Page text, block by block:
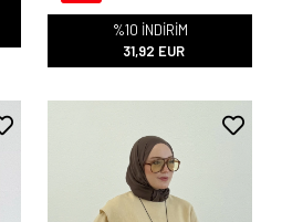
%10 İNDİRİM
31,92 EUR